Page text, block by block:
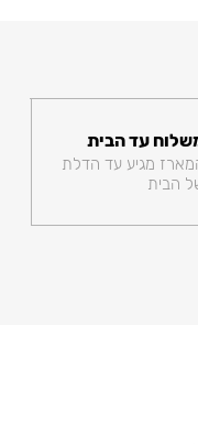
עד הבית
מגיע עד הדלת
הבית